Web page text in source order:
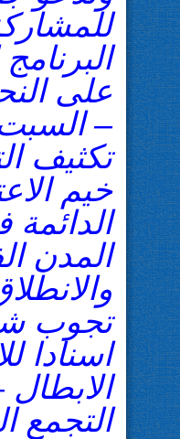
على
تكثيف
خيم
الدائمة
المدن
تجوب
اسنادا
الابطال
التجمع